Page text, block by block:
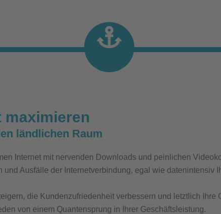
maximieren
ländlichen Raum
Internet mit nervenden Downloads und peinlichen
und Ausfälle der Internetverbindung, egal wie datenintensiv
die Kundenzufriedenheit verbessern und letztlich
von einem Quantensprung in Ihrer Geschäftsleistung.